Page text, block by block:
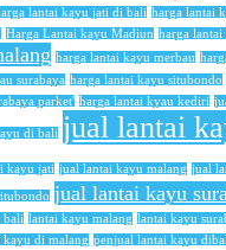
lantai kayu jati di bali harga lantai
Harga Lantai kayu Madiun harga
harga lantai kayu merbau
surabaya harga lantai kayu situbondo
parket' harga lantai kyau kediri
di bali jual lantai
kayu jati jual lantai kayu malang jual
jual lantai kayu
bali lantai kayu malang lantai kayu
kayu di malang penjual lantai kayu